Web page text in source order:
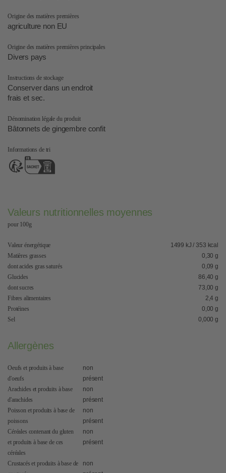
Origine des matières premières
agriculture non EU
Origine des matières premières principales
Divers pays
Instructions de stockage
Conserver dans un endroit
frais et sec.
Dénomination légale du produit
Bâtonnets de gingembre confit
Informations de tri
Valeurs nutritionnelles moyennes
pour 100g
Valeur énergétique
1499 kJ / 353 kcal
Matières grasses
0,30 g
dont acides gras saturés
0,09 g
Glucides
86,40 g
dont sucres
73,00 g
Fibres alimentaires
2,4 g
Protéines
0,00 g
Sel
0,000 g
Allergènes
Oeufs et produits à base
d'oeufs
non
présent
Arachides et produits à base
d'arachides
non
présent
Poisson et produits à base de
poissons
non
présent
Céréales contenant du gluten
et produits à base de ces
céréales
non
présent
Crustacés et produits à base de
non